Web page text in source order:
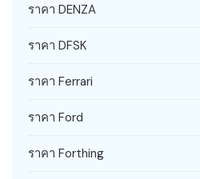
ราคา DENZA
ราคา DFSK
ราคา Ferrari
ราคา Ford
ราคา Forthing